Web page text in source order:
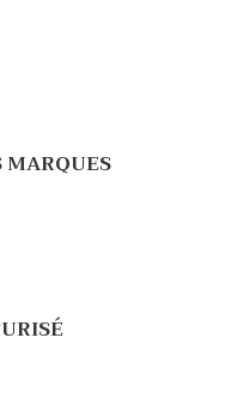
MARQUES